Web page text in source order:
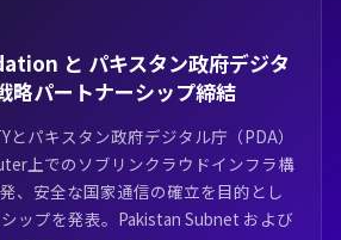
と パキスタン政府デジタ
略パートナーシップ締結
とパキスタン政府デジタル庁（PDA）
上でのソブリンクラウドインフラ構
、安全な国家通信の確立を目的とし
ップを発表。Pakistan Subnet および